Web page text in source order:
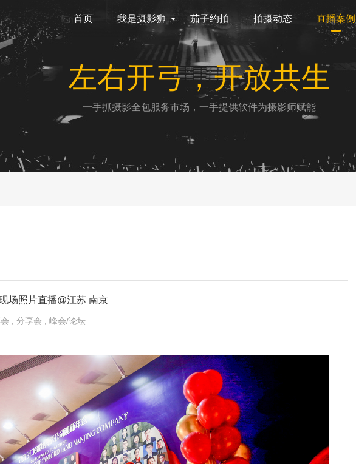
首页 我是摄影狮 茄子约拍 拍摄动态 直播案例
左右开弓，开放共生
一手抓摄影全包服务市场，一手提供软件为摄影师赋能
场照片直播@江苏 南京
, 分享会 , 峰会/论坛